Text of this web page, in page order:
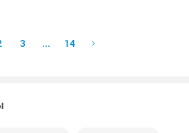
3 ... 14